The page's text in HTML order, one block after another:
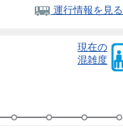
運行情報を見る
現在の
混雑度